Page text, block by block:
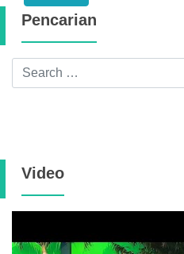
Pencarian
Video